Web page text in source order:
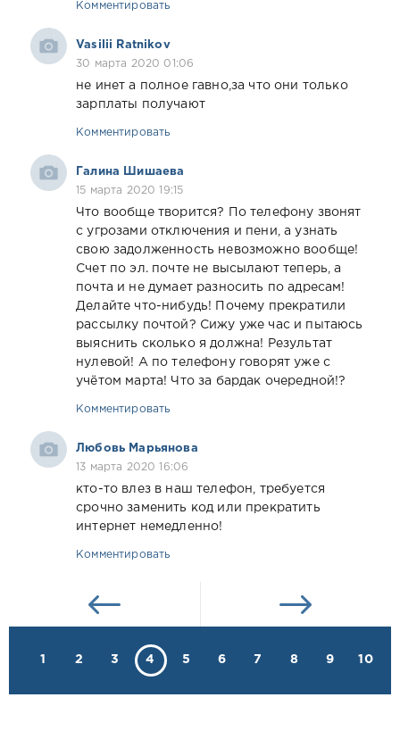
Комментировать
Vasilii Ratnikov
30 марта 2020 01:06
не инет а полное гавно,за что они только
зарплаты получают
Комментировать
Галина Шишаева
15 марта 2020 19:15
Что вообще творится? По телефону звонят
с угрозами отключения и пени, а узнать
свою задолженность невозможно вообще!
Счет по эл. почте не высылают теперь, а
почта и не думает разносить по адресам!
Делайте что-нибудь! Почему прекратили
рассылку почтой? Сижу уже час и пытаюсь
выяснить сколько я должна! Результат
нулевой! А по телефону говорят уже с
учётом марта! Что за бардак очередной!?
Комментировать
Любовь Марьянова
13 марта 2020 16:06
кто-то влез в наш телефон, требуется
срочно заменить код или прекратить
интернет немедленно!
Комментировать
1 2 3 4 5 6 7 8 9 10